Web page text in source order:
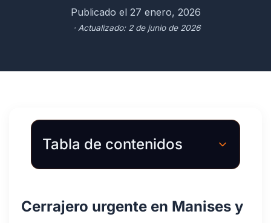
Publicado el 27 enero, 2026
· Actualizado: 2 de junio de 2026
Tabla de contenidos
Cerrajero urgente en Manises y